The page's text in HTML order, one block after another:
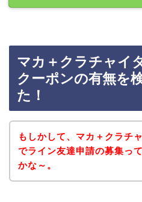
マカ＋クラチャイ
クーポンの有無を
た！
もしかして、マカ＋クラチ
でライン友達申請の募集っ
かな～。